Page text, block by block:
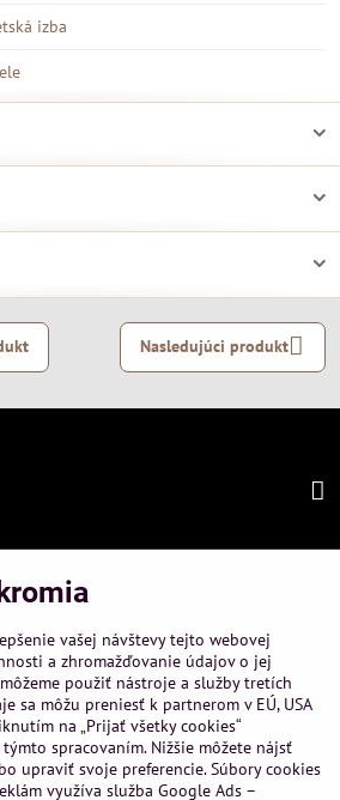
izba
Nasledujúci produkt
Martin
:
vašej návštevy tejto webovej
a zhromažďovanie údajov o jej
použiť nástroje a služby tretích
sa môžu preniesť k partnerom v EÚ, USA
na „Prijať všetky cookies“
spracovaním. Nižšie môžete nájsť
upraviť svoje preferencie. Súbory cookies
využíva služba Google Ads –